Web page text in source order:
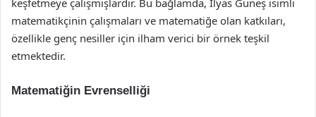
keşfetmeye çalışmışlardır. Bu bağlamda, Ilyas Güneş isimli
matematikçinin çalışmaları ve matematiğe olan katkıları,
özellikle genç nesiller için ilham verici bir örnek teşkil
etmektedir.
Matematiğin Evrenselliği